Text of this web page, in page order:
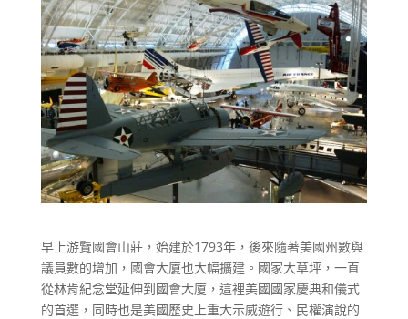
早上游覽國會山莊，始建於1793年，後來隨著美國州數與
議員數的增加，國會大廈也大幅擴建。國家大草坪，一直
從林肯紀念堂延伸到國會大廈，這裡美國國家慶典和儀式
的首選，​​同時也是美國歷史上重大示威遊行、民權演說的